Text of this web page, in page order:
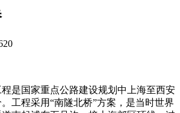
程是国家重点公路建设规划中上海至西安
工程采用“南隧北桥”方案，是当时世界